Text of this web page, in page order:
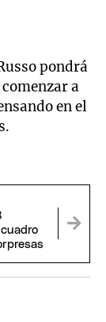
pondrá
a
en el